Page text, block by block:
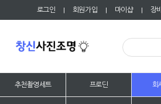
로그인 | 회원가입 | 마이샵 | 장
추천촬영세트 프로딘 회